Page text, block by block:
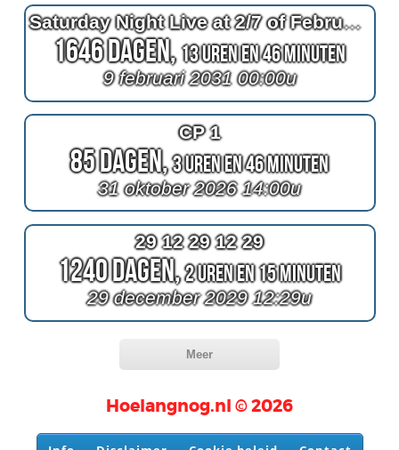
Saturday Night Live at 2/7 of February
1646 Dagen,13 Uren en 46 Minuten
9 februari 2031 00:00u
CP 1
85 Dagen,3 Uren en 46 Minuten
31 oktober 2026 14:00u
29 12 29 12 29
1240 Dagen,2 Uren en 15 Minuten
29 december 2029 12:29u
Meer
Hoelangnog.nl © 2026